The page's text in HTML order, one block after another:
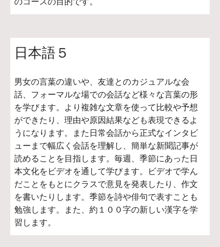
日本語５
男女の言葉の違いや、友達とのカジュアルな会
話、フォーマルな場での会話など様々な言葉の形
を学びます。より複雑な文章を使って比較や予想
ができたり、理由や原因結果なども表現できるよ
うになります。また日常会話から正式なインタビ
ューまで幅広く会話を理解し、簡単な新聞記事が
読めることを目指します。毎週、季節にあった日
本文化をビデオを通して学びます。ビデオで学ん
だことをもとにクラスで意見を発表したり、作文
を書いたりします。季節を詩や俳句で表すことも
勉強します。また、約１００字の新しい漢字を学
習します。